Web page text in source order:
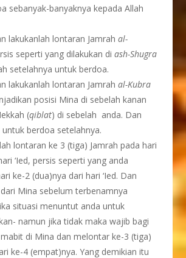
sebanyak-banyaknya kepada Allah
lakukanlah lontaran Jamrahal-
seperti yang dilakukan diash-Shugra
setelahnya untuk berdoa.
lakukanlah lontaran Jamrahal-Kubra
posisi Mina di sebelah kanan
(qiblat) di sebelah anda. Dan
berdoa setelahnya.
lontaran ke 3 (tiga) Jamrah pada hari
‘Ied, persis seperti yang anda
ke-2 (dua)nya dari hari ‘Ied. Dan
Mina sebelum terbenamnya
situasi menuntut anda untuk
namun jika tidak maka wajib bagi
di Mina dan melontar ke-3 (tiga)
ke-4 (empat)nya. Yang demikian itu